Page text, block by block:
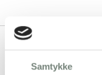
Samtykke